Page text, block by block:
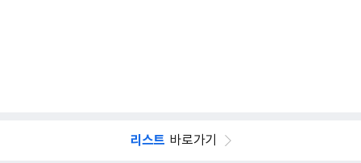
리스트 바로가기